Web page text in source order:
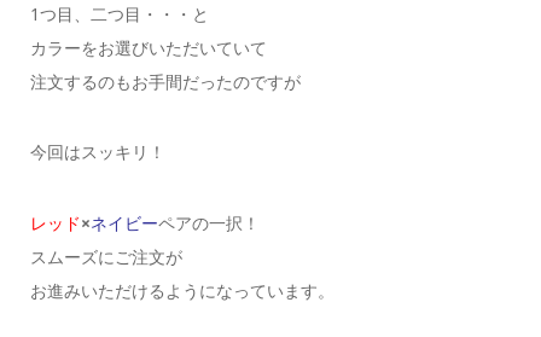
1つ目、二つ目・・・と
カラーをお選びいただいていて
注文するのもお手間だったのですが
今回はスッキリ！
レッド×ネイビーペアの一択！
スムーズにご注文が
お進みいただけるようになっています。